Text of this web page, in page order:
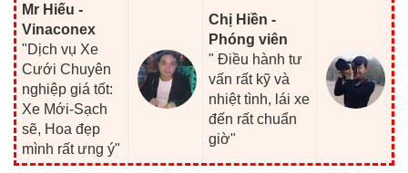
Mr Hiếu -
Vinaconex
"Dịch vụ Xe
Cưới Chuyên
nghiệp giá tốt:
Xe Mới-Sạch
sẽ, Hoa đẹp
mình rất ưng ý"
Chị Hiền -
Phóng viên
" Điều hành tư
vấn rất kỹ và
nhiệt tình, lái xe
đến rất chuẩn
giờ"